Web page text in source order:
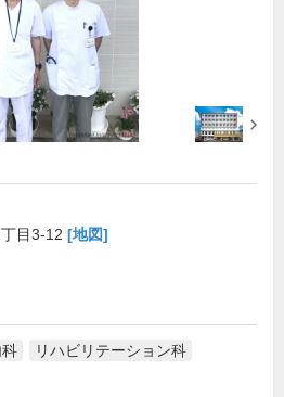
目3-12 [地図]
リハビリテーション科